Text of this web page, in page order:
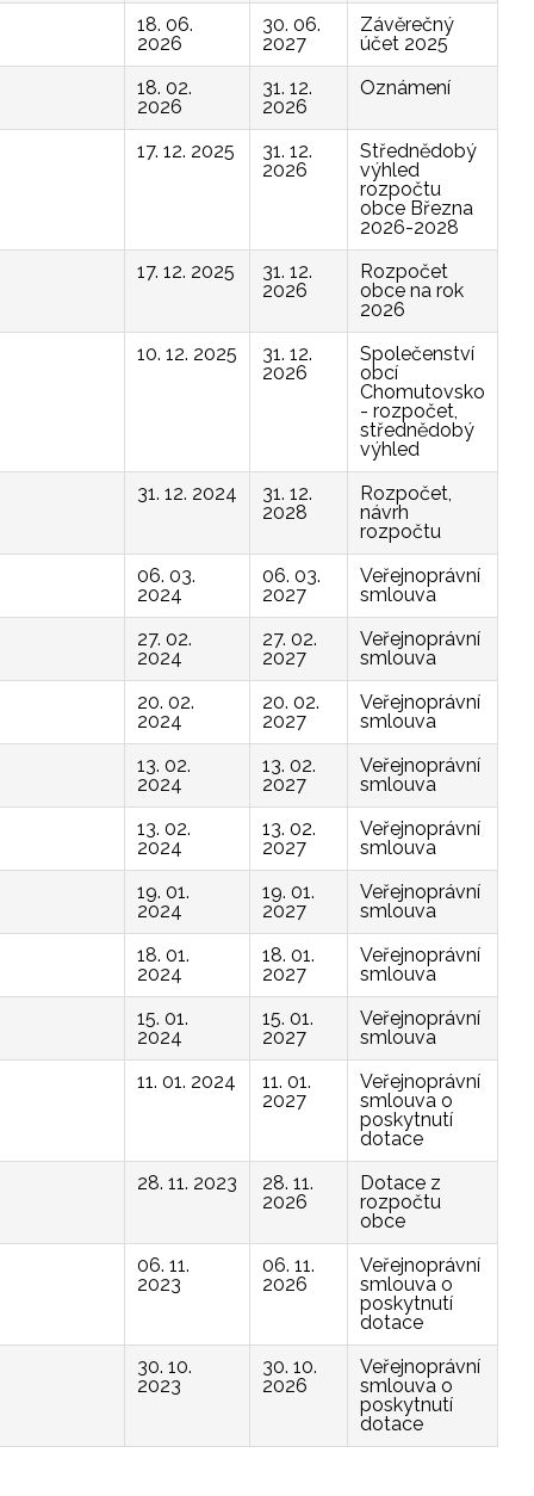
18. 06.
2026
30. 06.
2027
Závěrečný
účet 2025
18. 02.
2026
31. 12.
2026
Oznámení
17. 12. 2025
31. 12.
2026
Střednědobý
výhled
rozpočtu
obce Března
2026-2028
17. 12. 2025
31. 12.
2026
Rozpočet
obce na rok
2026
10. 12. 2025
31. 12.
2026
Společenství
obcí
Chomutovsko
- rozpočet,
střednědobý
výhled
31. 12. 2024
31. 12.
2028
Rozpočet,
návrh
rozpočtu
06. 03.
2024
06. 03.
2027
Veřejnoprávní
smlouva
27. 02.
2024
27. 02.
2027
Veřejnoprávní
smlouva
20. 02.
2024
20. 02.
2027
Veřejnoprávní
smlouva
13. 02.
2024
13. 02.
2027
Veřejnoprávní
smlouva
13. 02.
2024
13. 02.
2027
Veřejnoprávní
smlouva
19. 01.
2024
19. 01.
2027
Veřejnoprávní
smlouva
18. 01.
2024
18. 01.
2027
Veřejnoprávní
smlouva
15. 01.
2024
15. 01.
2027
Veřejnoprávní
smlouva
11. 01. 2024
11. 01.
2027
Veřejnoprávní
smlouva o
poskytnutí
dotace
28. 11. 2023
28. 11.
2026
Dotace z
rozpočtu
obce
06. 11.
2023
06. 11.
2026
Veřejnoprávní
smlouva o
poskytnutí
dotace
30. 10.
2023
30. 10.
2026
Veřejnoprávní
smlouva o
poskytnutí
dotace